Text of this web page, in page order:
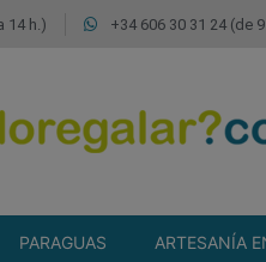
14 h.) +34 606 30 31 24 (de
PARAGUAS ARTESANÍA